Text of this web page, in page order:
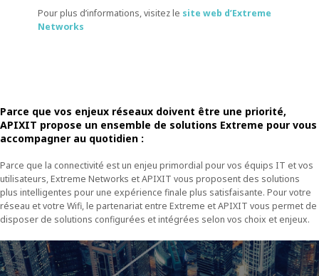
Pour plus d’informations, visitez le site web d’Extreme
Networks
Parce que vos enjeux réseaux doivent être une priorité,
APIXIT propose un ensemble de solutions Extreme pour vous
accompagner au quotidien :
Parce que la connectivité est un enjeu primordial pour vos équips IT et vos
utilisateurs, Extreme Networks et APIXIT vous proposent des solutions
plus intelligentes pour une expérience finale plus satisfaisante. Pour votre
réseau et votre Wifi, le partenariat entre Extreme et APIXIT vous permet de
disposer de solutions configurées et intégrées selon vos choix et enjeux.